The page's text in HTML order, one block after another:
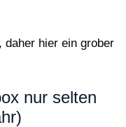
hier ein grober
nur selten